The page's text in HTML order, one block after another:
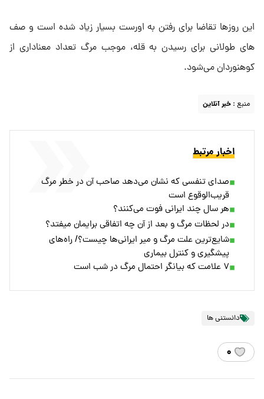
این روزها تقاضا برای رفتن به اورست بسیار زیاد شده است و صف
های طولانی برای رسیدن به قله، موجب مرگ تعداد معناداری از
کوهنوردان می‌شود.
منبع : خبر آنلاین
اخبار مرتبط
صدای تنفسی که نشان می‌دهد صاحب آن در خطر مرگ
قریب‌الوقوع است
هر سال چند ایرانی فوت می‌کنند؟
در لحظات مرگ و بعد از آن چه اتفاقی برایمان میفتد؟
شایع‌ترین علت مرگ و میر ایرانی‌ها چیست؟/ راه‌های
پیشگیری و کنترل بیماری‌
۷ علامت که بیانگر احتمال مرگ در شب است
دانستنی ها
۰